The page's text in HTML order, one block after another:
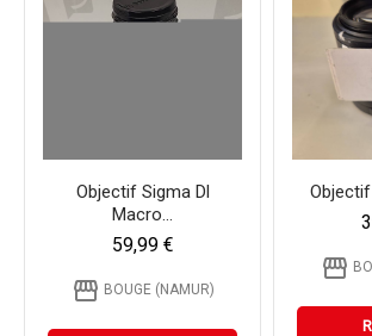
Objectif Sigma Dl
Macro...
59,99 €
storefront BOUGE (NAMUR)
storefront